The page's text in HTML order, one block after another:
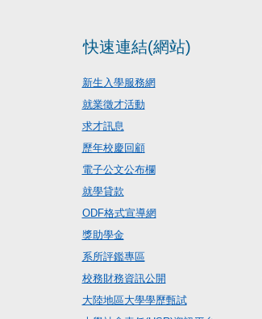
快速連結(網站)
新生入學服務網
就業徵才活動
求才訊息
歷年校慶回顧
電子公文公布欄
就學貸款
ODF格式宣導網
獎助學金
系所評鑑專區
校務財務資訊公開
大陸地區大學學歷甄試